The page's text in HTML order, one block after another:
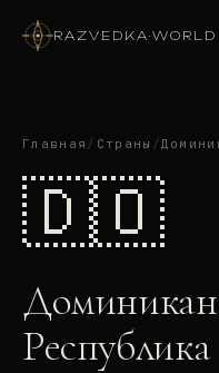
RAZVEDKA·WORLD
Главная / Страны /
🇩🇴
Республика